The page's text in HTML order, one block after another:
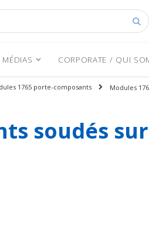
CORPORATE / QUI
1765 porte-composants Modules
soudés